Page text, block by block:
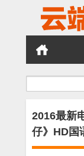
搜
2016最新
仔》HD国